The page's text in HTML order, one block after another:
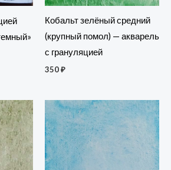
Кобальт зелёный средний
(крупный помол) — акварель
с грануляцией
350₽